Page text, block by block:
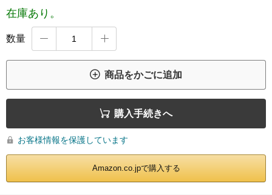
在庫あり。
数量  
 商品をかごに追加
 購入手続きへ
 お客様情報を保護しています
Amazon.co.jpで購入する